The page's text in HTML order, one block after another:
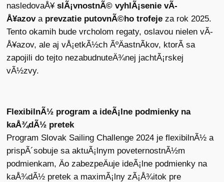
nasledovaÅ¥slÃ¡vnostnÃ© vyhlÃ¡senie vÃ­
Å¥azova prevzatie putovnÃ©ho trofeje za rok 2025.
Tento okamih bude vrcholom regaty, oslavou nielen vÃ­
Å¥azov, ale aj vÅ¡etkÃ½ch ÃºÄastnÃ­kov, ktorÃ­ sa
zapojili do tejto nezabudnuteÄ¾nej jachtÃ¡rskej
vÃ½zvy.
FlexibilnÃ½ program a ideÃ¡lne podmienky na
kaÅ¾dÃ½ pretek
Program Slovak Sailing Challenge 2024 je flexibilnÃ½ a
prispÃ´sobuje sa aktuÃ¡lnym poveternostnÃ½m
podmienkam, Äo zabezpeÄuje ideÃ¡lne podmienky na
kaÅ¾dÃ½ pretek a maximÃ¡lny zÃ¡Å¾itok pre